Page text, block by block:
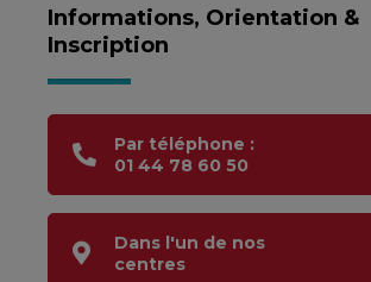
Informations, Orientation &
Inscription
Par téléphone :
01 44 78 60 50
Dans l'un de nos
centres